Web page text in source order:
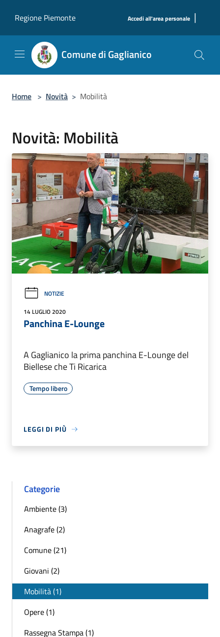
Regione Piemonte
Accedi all'area personale |
Comune di Gaglianico
Home > Novità > Mobilità
Novità: Mobilità
NOTIZIE
14 LUGLIO 2020
Panchina E-Lounge
A Gaglianico la prima panchina E-Lounge del
Biellese che Ti Ricarica
Tempo libero
LEGGI DI PIÙ
Categorie
Ambiente (3)
Anagrafe (2)
Comune (21)
Giovani (2)
Mobilità (1)
Opere (1)
Rassegna Stampa (1)